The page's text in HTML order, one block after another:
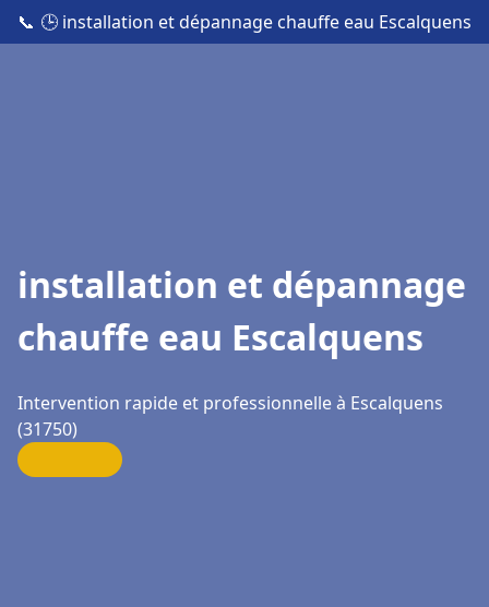
📞 🕒 installation et dépannage chauffe eau Escalquens
installation et dépannage
chauffe eau Escalquens
Intervention rapide et professionnelle à Escalquens
(31750)